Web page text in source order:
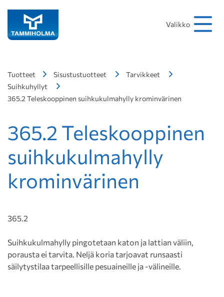
Valikko
Tuotteet Sisustustuotteet
Tarvikkeet
Suihkuhyllyt
365.2 Teleskooppinen suihkukulmahylly krominvärinen
365.2 Teleskooppinen
suihkukulmahylly
krominvärinen
365.2
Suihkukulmahylly pingotetaan katon ja lattian väliin,
porausta ei tarvita. Neljä koria tarjoavat runsaasti
säilytystilaa tarpeellisille pesuaineille ja -välineille.